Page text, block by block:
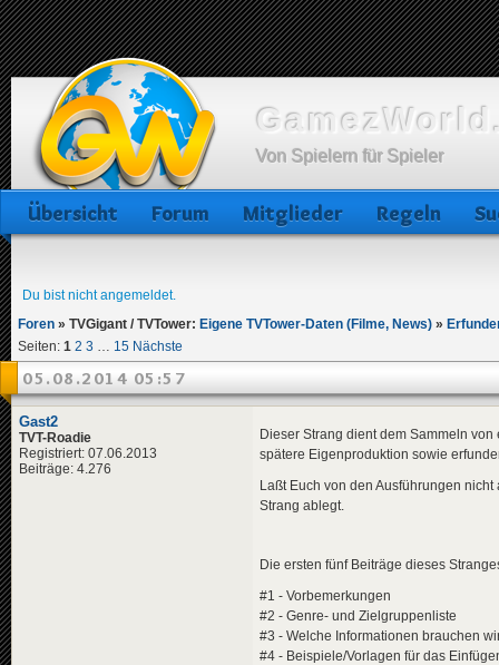
Von Spielern für Spieler
Übersicht Forum Mitglieder Regeln
Du bist nicht angemeldet.
Foren » TVGigant / TVTower: Eigene TVTower-Daten (Filme, News) »
Seiten: 1 2 3 … 15 Nächste
05.08.2014 05:57
Gast2
TVT-Roadie
Registriert: 07.06.2013
Beiträge: 4.276
Dieser Strang dient dem Sammeln
spätere Eigenproduktion sowie
Laßt Euch von den Ausführungen
Strang ablegt.
Die ersten fünf Beiträge dieses
#1 - Vorbemerkungen
#2 - Genre- und Zielgruppenliste
#3 - Welche Informationen brauchen
#4 - Beispiele/Vorlagen für das